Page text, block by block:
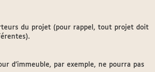
du projet (pour rappel, tout projet doit
d’immeuble, par exemple, ne pourra pas